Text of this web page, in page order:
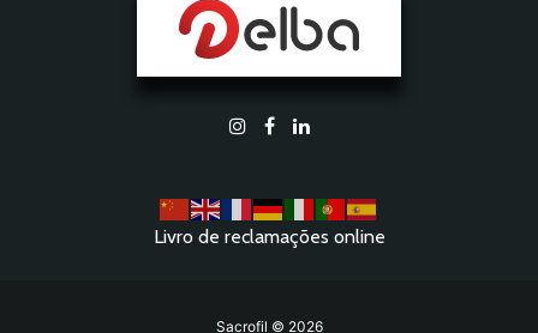
Livro de reclamações online
Sacrofil © 2026